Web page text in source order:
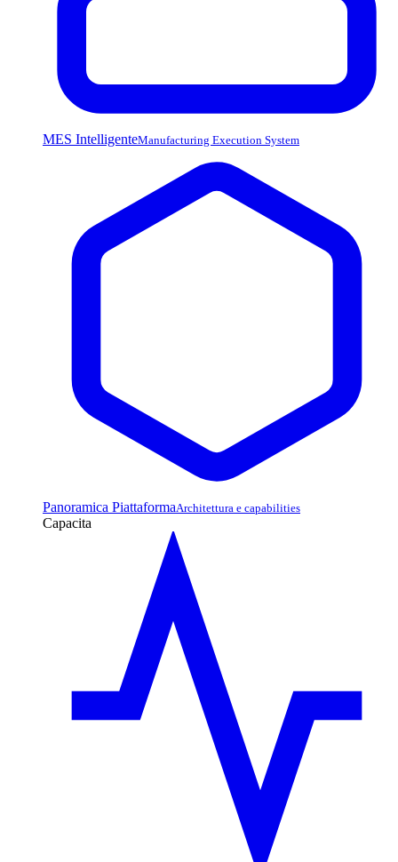
MES IntelligenteManufacturing Execution System
Panoramica PiattaformaArchitettura e capabilities
Capacita